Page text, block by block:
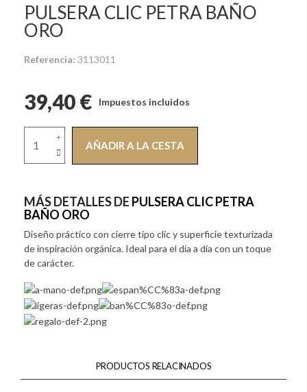
PULSERA CLIC PETRA BAÑO
ORO
Referencia 3113011
39,40 € Impuestos incluidos
AÑADIR A LA CESTA
MÁS DETALLES DE PULSERA CLIC PETRA
BAÑO ORO
Diseño práctico con cierre tipo clic y superficie texturizada
de inspiración orgánica. Ideal para el día a día con un toque
de carácter.
PRODUCTOS RELACINADOS